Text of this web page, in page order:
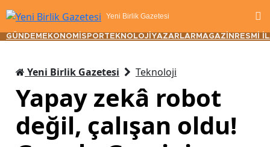
Yeni Birlik Gazetesi
GÜNDEM EKONOMİ SPORTEKNOLOJİ YAZARLAR MAGAZİN RESMİ
Yeni Birlik Gazetesi Teknoloji
Yapay zekâ robot
değil, çalışan oldu!